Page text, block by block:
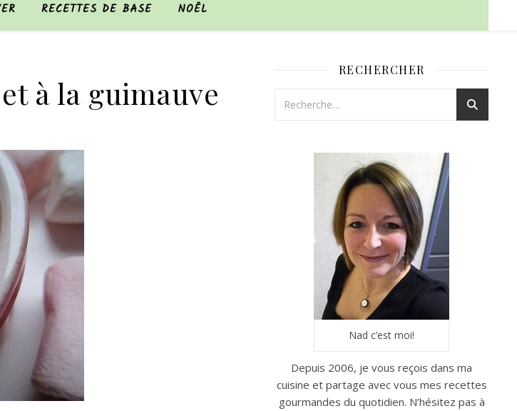
RECETTES DE BASE NOËL
à la guimauve
RECHERCHER
Nad c’est moi!
Depuis 2006, je vous reçois dans ma
cuisine et partage avec vous mes recettes
gourmandes du quotidien. N’hésitez pas à